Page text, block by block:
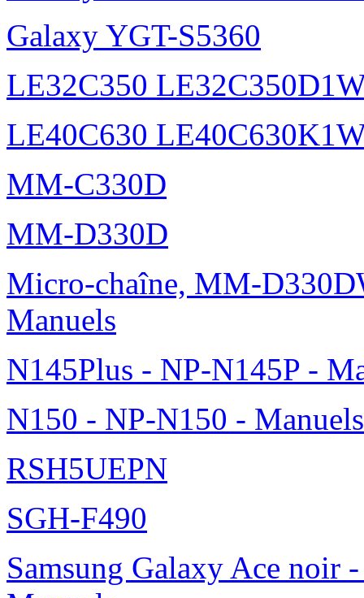
Galaxy YGT-S5360
LE32C350
LE40C630
MM-C330D
MM-D330D
Micro-chaîne, MM-
Manuels
N145Plus - NP-N145P -
N150 - NP-N150 - Manuels
RSH5UEPN
SGH-F490
Samsung Galaxy Ace noir